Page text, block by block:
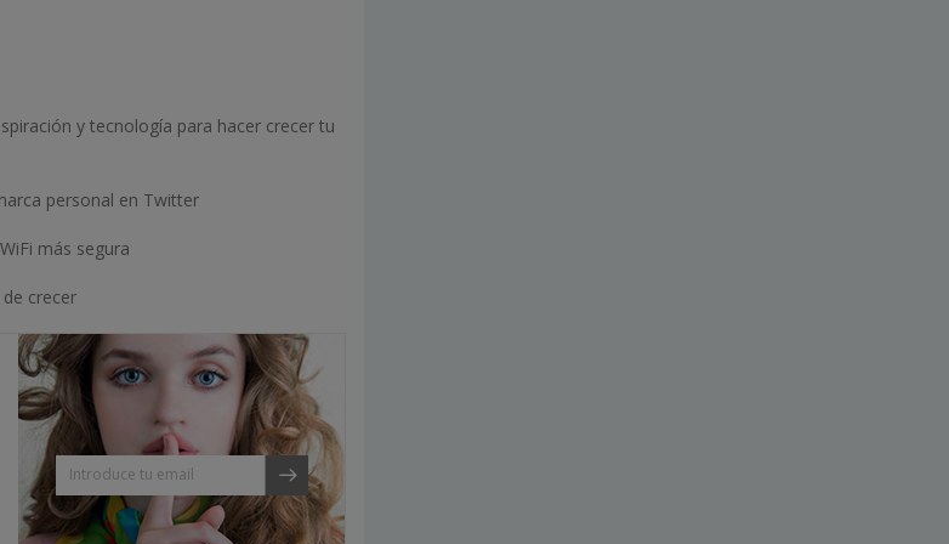
y tecnología para hacer crecer tu
personal en Twitter
más segura
crecer